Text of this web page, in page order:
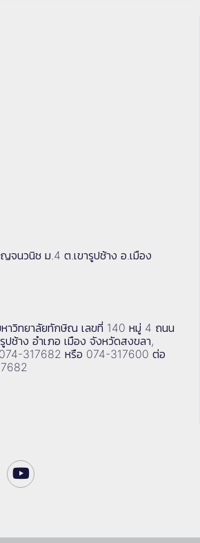
จนวนิช ม.4 ต.เขารูปช้าง อ.เมือง
าวิทยาลัยทักษิณ เลขที่ 140 หมู่ 4 ถนน
ช้าง อำเภอ เมือง จังหวัดสงขลา,
074-317682 หรือ 074-317600 ต่อ